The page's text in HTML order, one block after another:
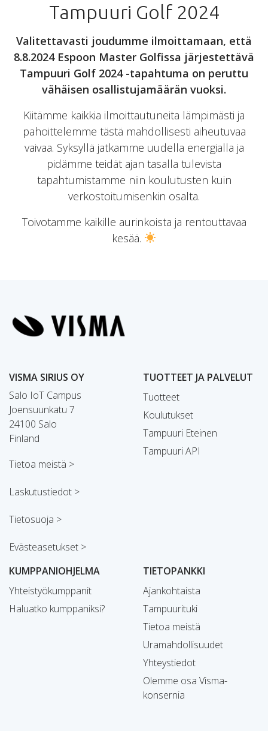
Tampuuri Golf 2024
Valitettavasti joudumme ilmoittamaan, että
8.8.2024 Espoon Master Golfissa järjestettävä
Tampuuri Golf 2024 -tapahtuma on peruttu
vähäisen osallistujamäärän vuoksi.
Kiitämme kaikkia ilmoittautuneita lämpimästi ja
pahoittelemme tästä mahdollisesti aiheutuvaa
vaivaa. Syksyllä jatkamme uudella energialla ja
pidämme teidät ajan tasalla tulevista
tapahtumistamme niin koulutusten kuin
verkostoitumisenkin osalta.
Toivotamme kaikille aurinkoista ja rentouttavaa
kesää.
VISMA SIRIUS OY
Salo IoT Campus
Joensuunkatu 7
24100 Salo
Finland
Tietoa meistä >
Laskutustiedot >
Tietosuoja >
Evästeasetukset >
TUOTTEET JA PALVELUT
Tuotteet
Koulutukset
Tampuuri Eteinen
Tampuuri API
KUMPPANIOHJELMA
Yhteistyökumppanit
Haluatko kumppaniksi?
TIETOPANKKI
Ajankohtaista
Tampuurituki
Tietoa meistä
Uramahdollisuudet
Yhteystiedot
Olemme osa Visma-
konsernia